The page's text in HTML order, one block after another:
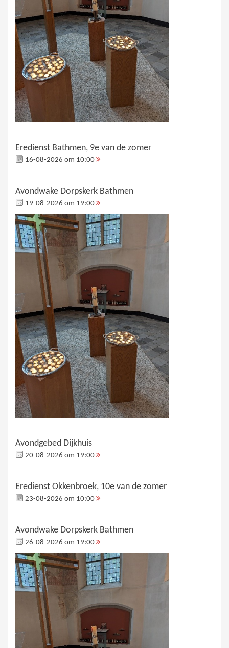
Eredienst Bathmen, 9e van de zomer
16-08-2026 om 10:00
Avondwake Dorpskerk Bathmen
19-08-2026 om 19:00
Avondgebed Dijkhuis
20-08-2026 om 19:00
Eredienst Okkenbroek, 10e van de zomer
23-08-2026 om 10:00
Avondwake Dorpskerk Bathmen
26-08-2026 om 19:00